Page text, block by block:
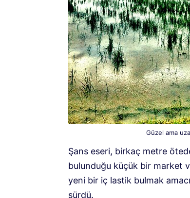
Güzel ama
Şans eseri, birkaç metre
bulunduğu küçük bir market
yeni bir iç lastik bulmak
sürdü.